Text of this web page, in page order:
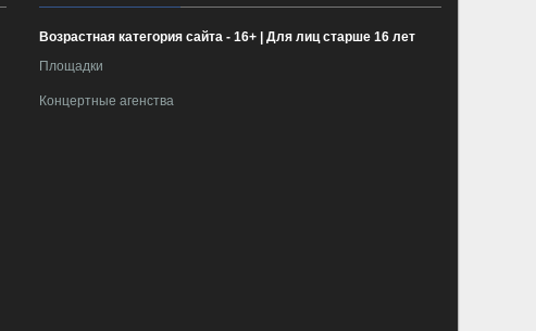
Возрастная категория сайта - 16+ | Для лиц старше 16 лет
Площадки
Концертные агенства